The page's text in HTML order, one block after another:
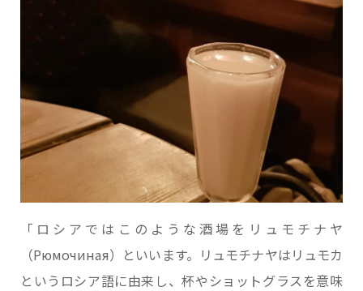
「ロシアではこのような酒場をリュモチナヤ
（Рюмочиная）といいます。リュモチナヤはリュモカ
というロシア語に由来し、杯やショットグラスを意味